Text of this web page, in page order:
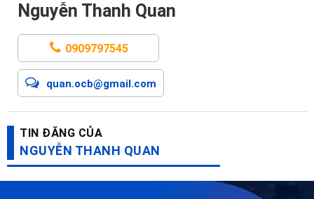
Nguyễn Thanh Quan
0909797545
quan.ocb@gmail.com
TIN ĐĂNG CỦA
NGUYỄN THANH QUAN